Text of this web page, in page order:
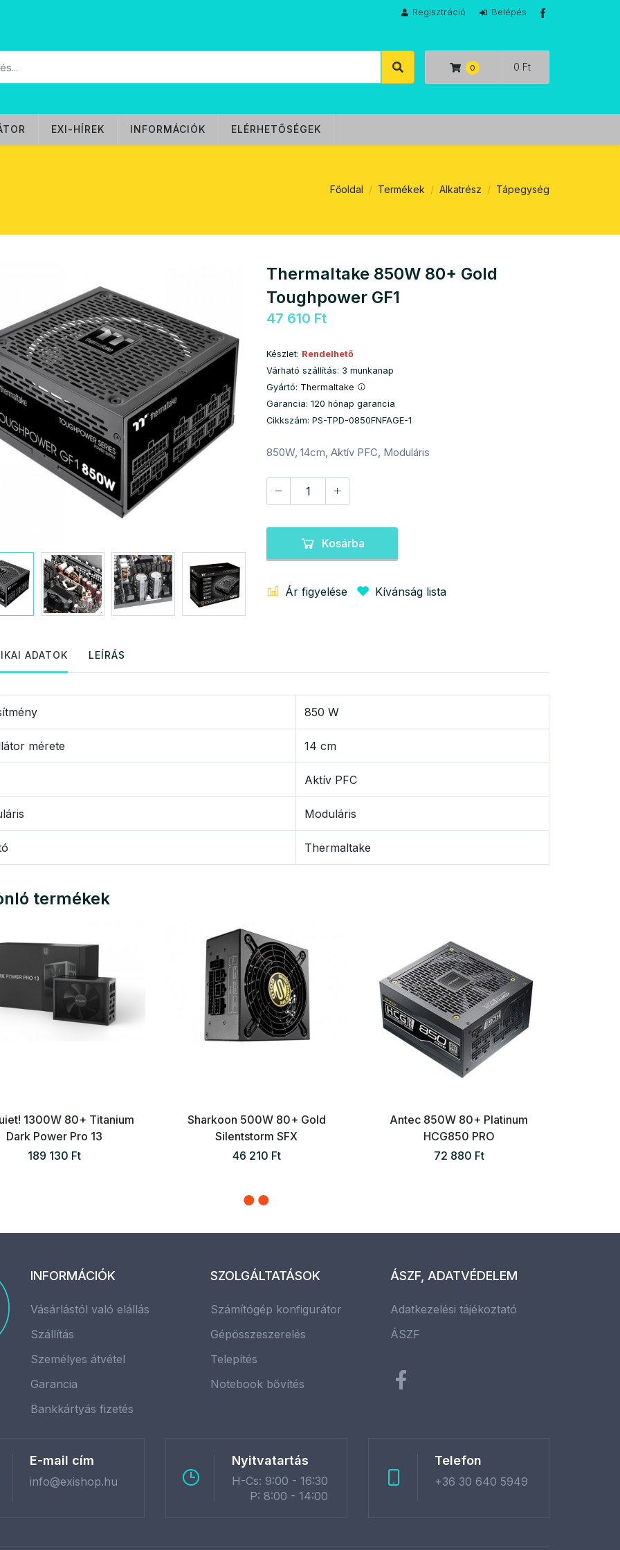
Regisztráció Belépés
0 Ft
EXI-HÍREK INFORMÁCIÓK ELÉRHETŐSÉGEK
Főoldal Termékek Alkatrész Tápegység
Thermaltake 850W 80+ Gold
Toughpower GF1
47 610 Ft
Készlet: Rendelhető
Várható szállítás: 3 munkanap
Gyártó: Thermaltake
Garancia: 120 hónap garancia
Cikkszám: PS-TPD-0850FNFAGE-1
850W, 14cm, Aktív PFC, Moduláris
Kosárba
Ár figyelése Kívánság lista
ADATOK LEÍRÁS
850 W
mérete 14 cm
Aktív PFC
Moduláris
Thermaltake
termékek
1300W 80+ Titanium
Dark Power Pro 13
189 130 Ft
Sharkoon 500W 80+ Gold
Silentstorm SFX
46 210 Ft
Antec 850W 80+ Platinum
HCG850 PRO
72 880 Ft
INFORMÁCIÓK
Vásárlástól való elállás
Szállítás
Személyes átvétel
Garancia
Bankkártyás fizetés
SZOLGÁLTATÁSOK
Számítógép konfigurátor
Gépösszeszerelés
Telepítés
Notebook bővítés
ÁSZF, ADATVÉDELEM
Adatkezelési tájékoztató
ÁSZF
E-mail cím
info@exishop.hu
Nyitvatartás
H-Cs: 9:00 - 16:30
P: 8:00 - 14:00
Telefon
+36 30 640 5949